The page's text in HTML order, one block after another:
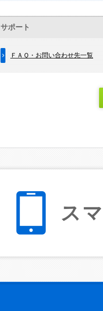
サポート
ＦＡＱ・お問い合わせ先一覧
ス